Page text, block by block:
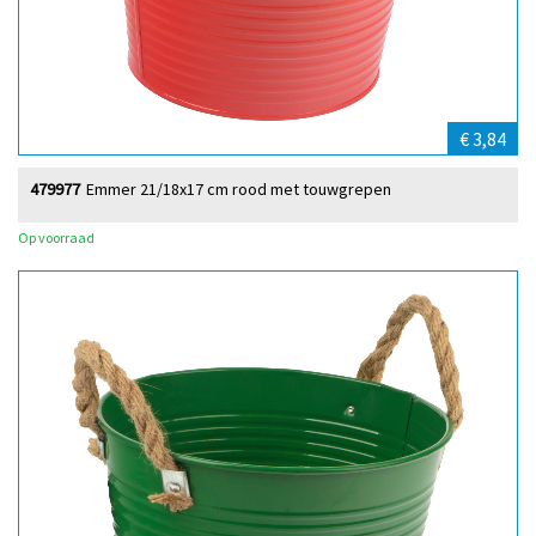
€ 3,84
Emmer 21/18x17 cm rood met touwgrepen
479977
Op voorraad